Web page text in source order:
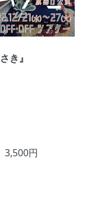
き』
円